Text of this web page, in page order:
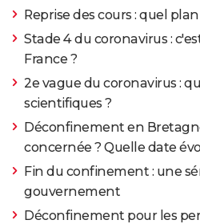
Reprise des cours : quel
Stade 4 du coronavirus :
France ?
2e vague du coronavirus :
scientifiques ?
Déconfinement en
concernée ? Quelle date
Fin du confinement : une
gouvernement
Déconfinement pour les